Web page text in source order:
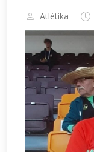
Atlétika